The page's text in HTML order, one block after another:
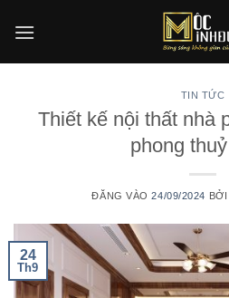
qua
TIN TỨC
Thiết kế nội thất nhà
phong
ĐĂNG VÀO24/09/2024 BỞI
24
Th9